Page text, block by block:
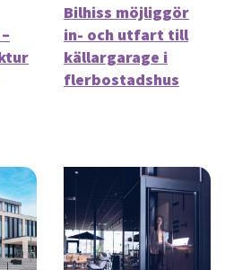
Bilhiss möjliggör
in- och utfart till
källargarage i
flerbostadshus